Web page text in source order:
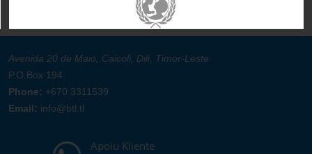
Avenida 20 de Maio, Caicoli, Dili, Timor-Leste
P.O.Box 194.
Phone: +670 3311539
Email: info@btl.tl
Apoiu Kliente